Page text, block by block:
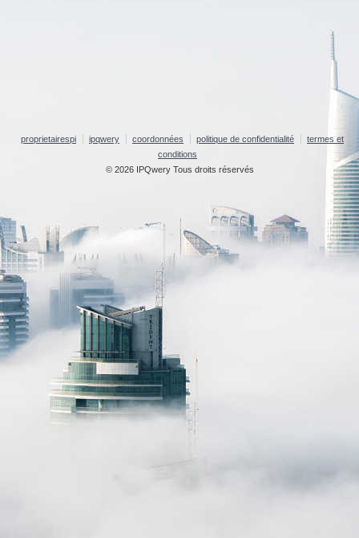
proprietairespi ipqwery coordonnées politique de confidentialité
termes et
conditions
© 2026 IPQwery Tous droits réservés